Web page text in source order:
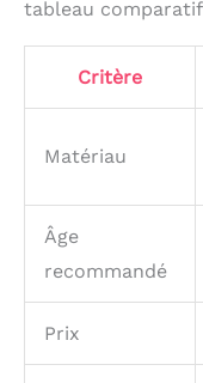
tableau
Critère
Matériau
Âge
recommandé
Prix